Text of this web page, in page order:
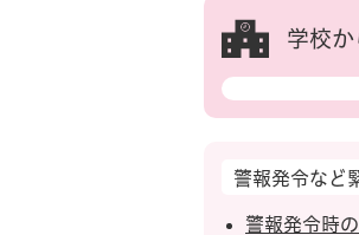
学校
警報発令など
警報発令時